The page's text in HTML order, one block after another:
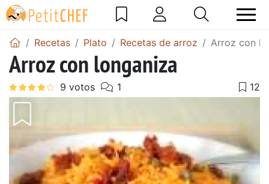
Recetas Plato Recetas de arroz Arroz con
Arroz con longaniza